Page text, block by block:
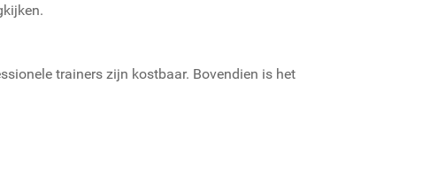
trainers zijn kostbaar. Bovendien is het